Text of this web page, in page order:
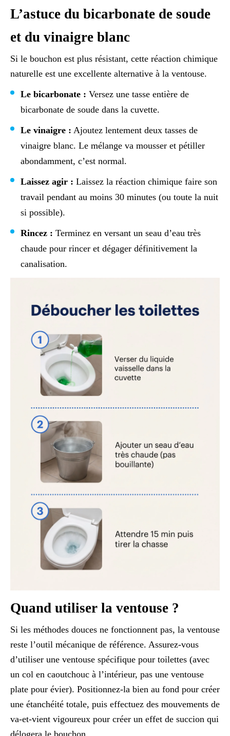
L’astuce du bicarbonate de soude
et du vinaigre blanc
Si le bouchon est plus résistant, cette réaction chimique
naturelle est une excellente alternative à la ventouse.
Le bicarbonate : Versez une tasse entière de
bicarbonate de soude dans la cuvette.
Le vinaigre : Ajoutez lentement deux tasses de
vinaigre blanc. Le mélange va mousser et pétiller
abondamment, c’est normal.
Laissez agir : Laissez la réaction chimique faire son
travail pendant au moins 30 minutes (ou toute la nuit
si possible).
Rincez : Terminez en versant un seau d’eau très
chaude pour rincer et dégager définitivement la
canalisation.
Quand utiliser la ventouse ?
Si les méthodes douces ne fonctionnent pas, la ventouse
reste l’outil mécanique de référence. Assurez-vous
d’utiliser une ventouse spécifique pour toilettes (avec
un col en caoutchouc à l’intérieur, pas une ventouse
plate pour évier). Positionnez-la bien au fond pour créer
une étanchéité totale, puis effectuez des mouvements de
va-et-vient vigoureux pour créer un effet de succion qui
délogera le bouchon.